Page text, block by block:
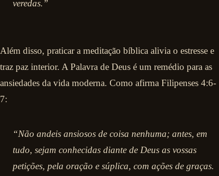
veredas.”
Além disso, praticar a meditação bíblica alivia o estresse e
traz paz interior. A Palavra de Deus é um remédio para as
ansiedades da vida moderna. Como afirma Filipenses 4:6-
7:
“Não andeis ansiosos de coisa nenhuma; antes, em
tudo, sejam conhecidas diante de Deus as vossas
petições, pela oração e súplica, com ações de graças.